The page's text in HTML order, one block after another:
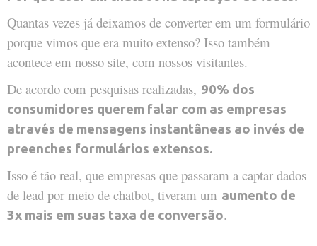
Quantas vezes já deixamos de converter em um formulário
porque vimos que era muito extenso? Isso também
acontece em nosso site, com nossos visitantes.
De acordo com pesquisas realizadas, 90% dos
consumidores querem falar com as empresas
através de mensagens instantâneas ao invés de
preenches formulários extensos.
Isso é tão real, que empresas que passaram a captar dados
de lead por meio de chatbot, tiveram um aumento de
3x mais em suas taxa de conversão.